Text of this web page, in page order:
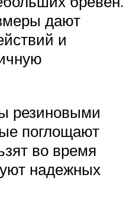
дают
и
резиновыми
поглощают
во время
надежных